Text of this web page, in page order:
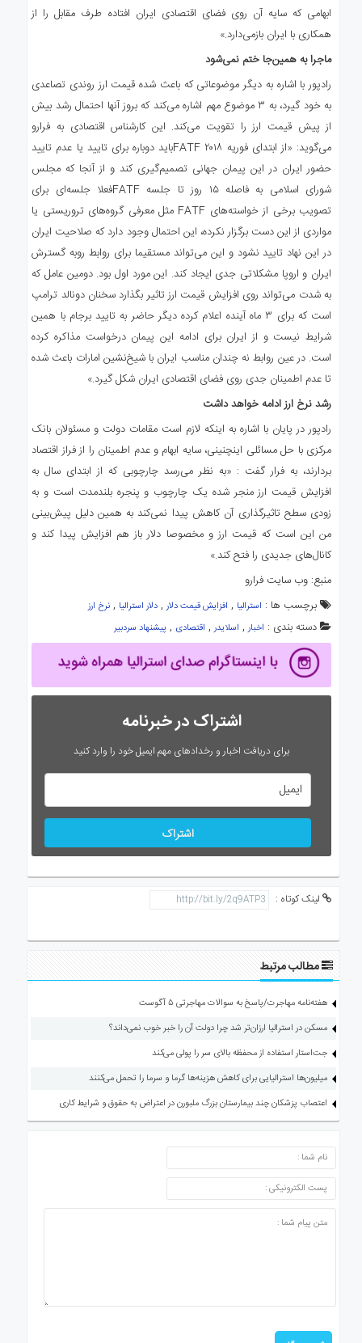
ابهامی که سایه آن روی فضای اقتصادی ایران افتاده طرف مقابل را از
همکاری با ایران بازمی‌دارد.»
ماجرا به همین‌جا ختم نمی‌شود
رادپور با اشاره به دیگر موضوعاتی که باعث شده قیمت ارز روندی تصاعدی
به خود گیرد، به ۳ موضوع مهم اشاره می‌کند که بروز آنها احتمال رشد بیش
از پیش قیمت ارز را تقویت می‌کند. این کارشناس اقتصادی به فرارو
می‌گوید: «از ابتدای فوریه ۲۰۱۸ FATFباید دوباره برای تایید یا عدم تایید
حضور ایران در این پیمان جهانی تصمیم‌گیری کند و از آنجا که مجلس
شورای اسلامی به فاصله ۱۵ روز تا جلسه FATFفعلا جلسه‌ای برای
تصویب برخی از خواسته‌های FATF مثل معرفی گروه‌های تروریستی یا
مواردی از این دست برگزار نکرده، این احتمال وجود دارد که صلاحیت ایران
در این نهاد تایید نشود و این می‌تواند مستقیما برای روابط روبه گسترش
ایران و اروپا مشکلاتی جدی ایجاد کند. این مورد اول بود. دومین عامل که
به شدت می‌تواند روی افزایش قیمت ارز تاثیر بگذارد سخنان دونالد ترامپ
است که برای ۳ ماه آینده اعلام کرده دیگر حاضر به تایید برجام با همین
شرایط نیست و از ایران برای ادامه این پیمان درخواست مذاکره کرده
است. در عین روابط نه چندان مناسب ایران با شیخ‌نشین امارات باعث شده
تا عدم اطمینان جدی روی فضای اقتصادی ایران شکل گیرد.»
رشد نرخ ارز ادامه خواهد داشت
رادپور در پایان با اشاره به اینکه لازم است مقامات دولت و مسئولان بانک
مرکزی با حل مسائلی اینچنینی، سایه ابهام و عدم اطمینان را از فراز اقتصاد
بردارند، به فرار گفت : «به نظر می‌رسد چارچوبی که از ابتدای سال به
افزایش قیمت ارز منجر شده یک چارچوب و پنجره بلندمدت است و به
زودی سطح تاثیرگذاری آن کاهش پیدا نمی‌کند به همین دلیل پیش‌بینی
من این است که قیمت ارز و مخصوصا دلار باز هم افزایش پیدا کند و
کانال‌های جدیدی را فتح کند.»
منبع: وب سایت فرارو
برچسب ها : استرالیا , افزایش قیمت دلار, دلار استرالیا , نرخ ارز
دسته بندی : اخبار, اسلایدر, اقتصادی , پیشنهاد سردبیر
اشتراک در خبرنامه
برای دریافت اخبار و رخدادهای مهم ایمیل خود را وارد کنید
اشتراک
لینک کوتاه :
مطالب مرتبط
هفته‌نامه مهاجرت/پاسخ به سوالات مهاجرتی ۵ آگوست
مسکن در استرالیا ارزان‌تر شد چرا دولت آن را خبر خوب نمی‌داند؟
جت‌استار استفاده از محفظه بالای سر را پولی می‌کند
میلیون‌ها استرالیایی برای کاهش هزینه‌ها گرما و سرما را تحمل می‌کنند
اعتصاب پزشکان چند بیمارستان بزرگ ملبورن در اعتراض به حقوق و شرایط کاری
ارسال دیدگاه